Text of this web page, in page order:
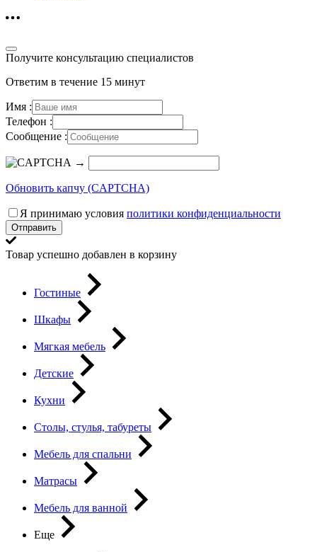
Получите консультацию специалистов
Ответим в течение 15 минут
Имя :
Телефон :
Сообщение :
→
Обновить капчу (CAPTCHA)
Я принимаю условия политики конфиденциальности
Отправить
Товар успешно добавлен в корзину
Гостиные
Шкафы
Мягкая мебель
Детские
Кухни
Столы, стулья, табуреты
Мебель для спальни
Матрасы
Мебель для ванной
Еще